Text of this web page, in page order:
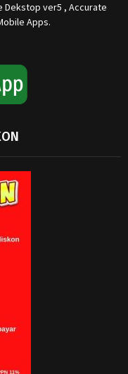
Dekstop ver5 , Accurate
Apps.